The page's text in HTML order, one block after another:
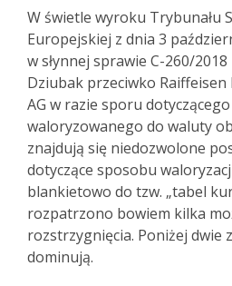
W świetle wyroku Trybunału
Europejskiej z dnia 3
w słynnej sprawie C-260/
Dziubak przeciwko
AG w razie sporu
waloryzowanego do waluty
znajdują się niedozwolone
dotyczące sposobu
blankietowo do tzw. „tabel
rozpatrzono bowiem kilka
rozstrzygnięcia. Poniżej dwie
dominują.